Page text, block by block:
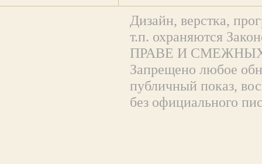
Дизайн, верстка,
т.п. охраняются
ПРАВЕ И
Запрещено любое
публичный показ,
без официального